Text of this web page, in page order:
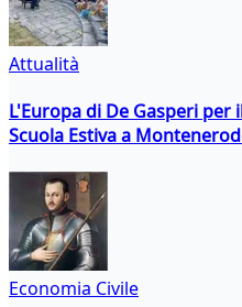
Attualità
L'Europa di De Gasperi
Scuola Estiva a
Economia Civile